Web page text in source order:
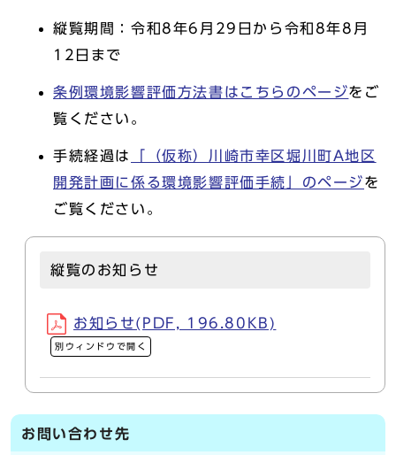
縦覧期間：令和8年6月29日から令和8年8月
12日まで
条例環境影響評価方法書はこちらのページをご
覧ください。
手続経過は
「（仮称）川崎市幸区堀川町A地区
開発計画に係る環境影響評価手続」のページを
ご覧ください。
縦覧のお知らせ
お知らせ(PDF, 196.80KB)
別ウィンドウで開く
お問い合わせ先